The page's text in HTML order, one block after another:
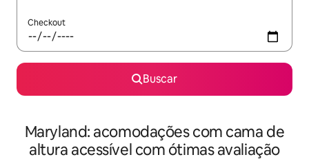
Checkout
Buscar
Maryland: acomodações com cama de
altura acessível com ótimas avaliação